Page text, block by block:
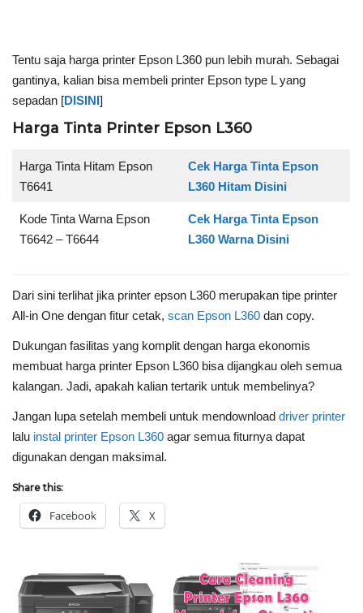
Tentu saja harga printer Epson L360 pun lebih murah. Sebagai
gantinya, kalian bisa membeli printer Epson type L yang
sepadan [DISINI]
Harga Tinta Printer Epson L360
Harga Tinta Hitam Epson
T6641
Cek Harga Tinta Epson
L360 Hitam Disini
Kode Tinta Warna Epson
T6642 – T6644
Cek Harga Tinta Epson
L360 Warna Disini
Dari sini terlihat jika printer epson L360 merupakan tipe printer
All-in One dengan fitur cetak, scan Epson L360 dan copy.
Dukungan fasilitas yang komplit dengan harga ekonomis
membuat harga printer Epson L360 bisa dijangkau oleh semua
kalangan. Jadi, apakah kalian tertarik untuk membelinya?
Jangan lupa setelah membeli untuk mendownload driver printer
lalu instal printer Epson L360 agar semua fiturnya dapat
digunakan dengan maksimal.
Share this:
Facebook X